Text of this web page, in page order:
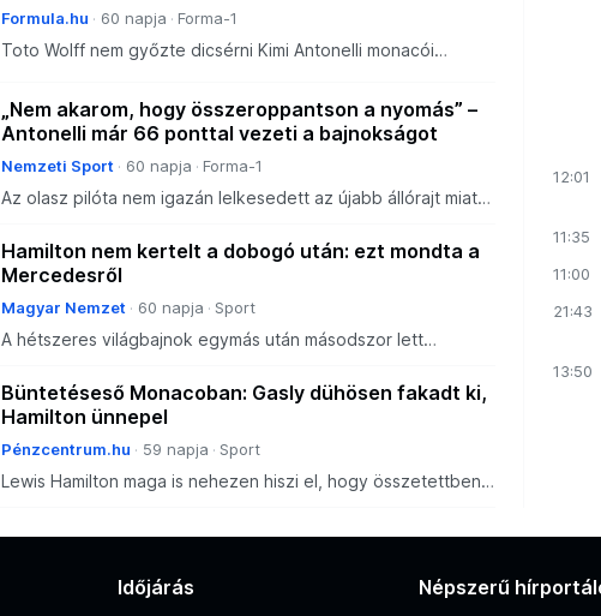
Formula.hu 60 napja Forma-1
Toto Wolff nem győzte dicsérni Kimi Antonelli monacói
„Nem akarom, hogy összeroppantson a nyomás” –
Antonelli már 66 ponttal vezeti a bajnokságot
Nemzeti Sport 60 napja Forma-1
Az olasz pilóta nem igazán lelkesedett az újabb állórajt miatt,
Hamilton nem kertelt a dobogó után: ezt mondta a
Mercedesről
Magyar Nemzet 60 napja Sport
A hétszeres világbajnok egymás után másodszor lett
Büntetéseső Monacoban: Gasly dühösen fakadt ki,
Hamilton ünnepel
Pénzcentrum.hu 59 napja Sport
Lewis Hamilton maga is nehezen hiszi el, hogy összetettben
12:01
11:35
11:00
21:43
13:50
Időjárás Népszerű